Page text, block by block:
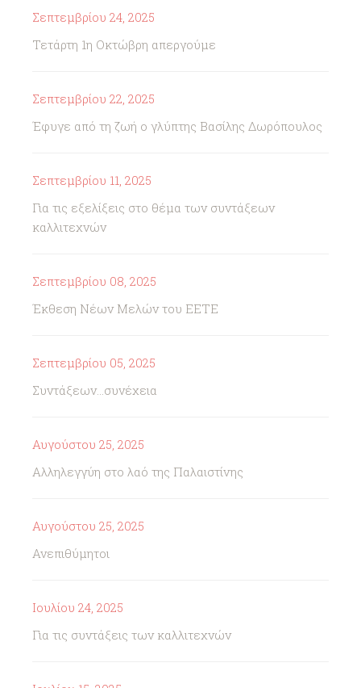
Σεπτεμβρίου 24, 2025
Τετάρτη 1η Οκτώβρη απεργούμε
Σεπτεμβρίου 22, 2025
Έφυγε από τη ζωή ο γλύπτης Βασίλης Δωρόπουλος
Σεπτεμβρίου 11, 2025
Για τις εξελίξεις στο θέμα των συντάξεων
καλλιτεχνών
Σεπτεμβρίου 08, 2025
Έκθεση Νέων Μελών του ΕΕΤΕ
Σεπτεμβρίου 05, 2025
Συντάξεων...συνέχεια
Αυγούστου 25, 2025
Αλληλεγγύη στο λαό της Παλαιστίνης
Αυγούστου 25, 2025
Ανεπιθύμητοι
Ιουλίου 24, 2025
Για τις συντάξεις των καλλιτεχνών